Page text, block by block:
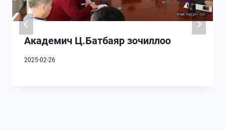
Академич Ц.Батбаяр зочиллоо
2025-02-26